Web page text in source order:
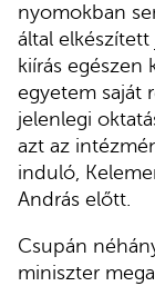
nyomokban
által elkészített
kiírás egészen
egyetem saját
jelenlegi
azt az
induló,
András előtt.
Csupán
miniszter